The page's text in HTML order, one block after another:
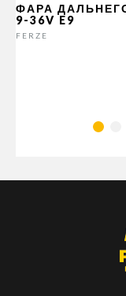
ФАРА ДАЛЬНЕГО
9-36V E9
FERZE